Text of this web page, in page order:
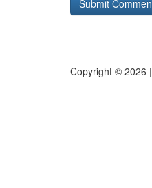
Copyright © 2026 |